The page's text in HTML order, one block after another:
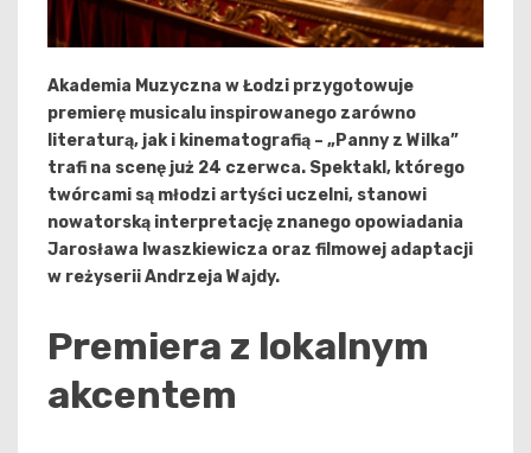
Akademia Muzyczna w Łodzi przygotowuje
premierę musicalu inspirowanego zarówno
literaturą, jak i kinematografią – „Panny z Wilka”
trafi na scenę już 24 czerwca. Spektakl, którego
twórcami są młodzi artyści uczelni, stanowi
nowatorską interpretację znanego opowiadania
Jarosława Iwaszkiewicza oraz filmowej adaptacji
w reżyserii Andrzeja Wajdy.
Premiera z lokalnym
akcentem